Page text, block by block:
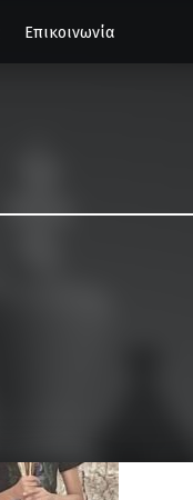
Επικοινωνία